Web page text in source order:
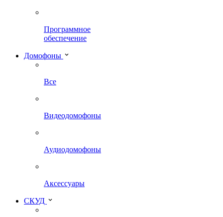
Программное
обеспечение
Домофоны
Все
Видеодомофоны
Аудиодомофоны
Аксессуары
СКУД